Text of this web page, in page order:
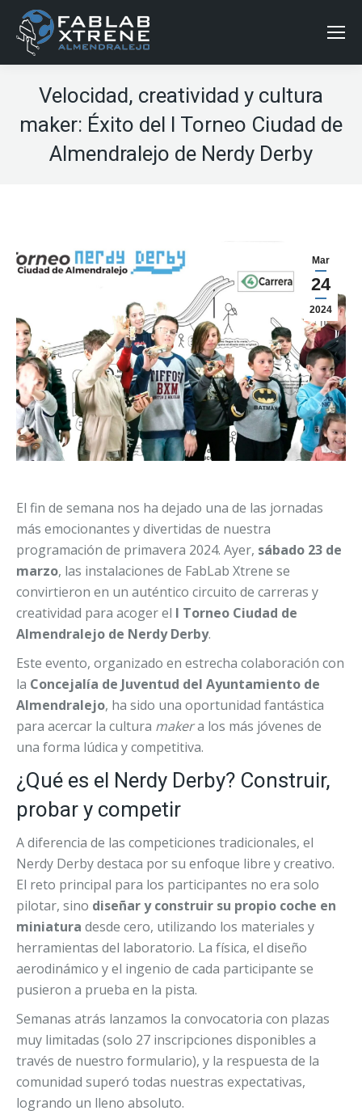
Velocidad, creatividad y cultura
maker: Éxito del I Torneo Ciudad de
Almendralejo de Nerdy Derby
Mar
24
2024
El fin de semana nos ha dejado una de las jornadas
más emocionantes y divertidas de nuestra
programación de primavera 2024. Ayer, sábado 23 de
marzo, las instalaciones de FabLab Xtrene se
convirtieron en un auténtico circuito de carreras y
creatividad para acoger el I Torneo Ciudad de
Almendralejo de Nerdy Derby.
Este evento, organizado en estrecha colaboración con
la Concejalía de Juventud del Ayuntamiento de
Almendralejo, ha sido una oportunidad fantástica
para acercar la cultura makera los más jóvenes de
una forma lúdica y competitiva.
¿Qué es el Nerdy Derby? Construir,
probar y competir
A diferencia de las competiciones tradicionales, el
Nerdy Derby destaca por su enfoque libre y creativo.
El reto principal para los participantes no era solo
pilotar, sino diseñar y construir su propio coche en
miniatura desde cero, utilizando los materiales y
herramientas del laboratorio. La física, el diseño
aerodinámico y el ingenio de cada participante se
pusieron a prueba en la pista.
Semanas atrás lanzamos la convocatoria con plazas
muy limitadas (solo 27 inscripciones disponibles a
través de nuestro formulario), y la respuesta de la
comunidad superó todas nuestras expectativas,
logrando un lleno absoluto.